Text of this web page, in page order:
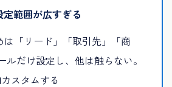
範囲が広すぎる
は「リード」「取引先」「商
ルだけ設定し、他は触らない。
スタムする